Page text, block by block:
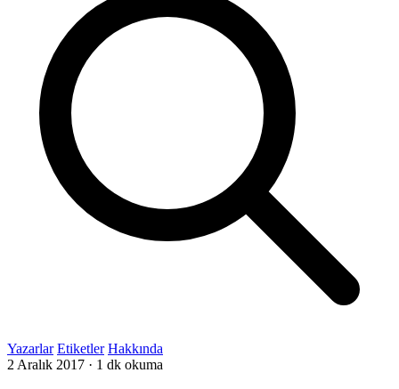
Yazarlar Etiketler Hakkında
2 Aralık 2017 · 1 dk okuma